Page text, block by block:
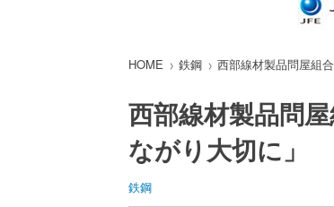
HOME 鉄鋼 西部線材製品問屋組
西部線材製品問
ながり大切に」
鉄鋼